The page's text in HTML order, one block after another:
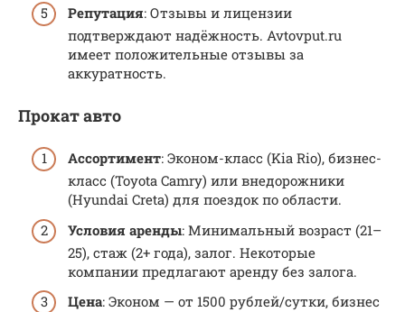
Репутация: Отзывы и лицензии
подтверждают надёжность. Avtovput.ru
имеет положительные отзывы за
аккуратность.
Прокат авто
Ассортимент: Эконом-класс (Kia Rio), бизнес-
класс (Toyota Camry) или внедорожники
(Hyundai Creta) для поездок по области.
Условия аренды: Минимальный возраст (21–
25), стаж (2+ года), залог. Некоторые
компании предлагают аренду без залога.
Цена: Эконом — от 1500 рублей/сутки, бизнес